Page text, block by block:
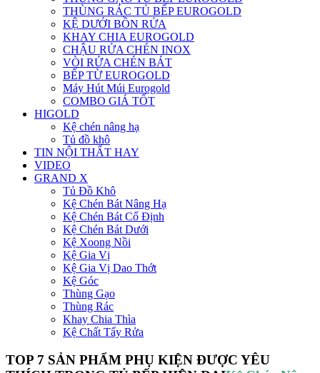
THÙNG RÁC TỦ BẾP EUROGOLD
KỆ DƯỚI BỒN RỬA
KHAY CHIA EUROGOLD
CHẬU RỬA CHÉN INOX
VÒI RỬA CHÉN BÁT
BẾP TỪ EUROGOLD
Máy Hút Múi Eurogold
COMBO GIÁ TỐT
HIGOLD
Kệ chén nâng hạ
Tủ đồ khô
TIN NỘI THẤT HAY
VIDEO
GRAND X
Tủ Đồ Khô
Kệ Chén Bát Nâng Hạ
Kệ Chén Bát Cố Định
Kệ Chén Bát Dưới
Kệ Xoong Nồi
Kệ Gia Vị
Kệ Gia Vị Dao Thớt
Kệ Góc
Thùng Gạo
Thùng Rác
Khay Chia Thìa
Kệ Chất Tẩy Rửa
TOP 7 SẢN PHẨM PHỤ KIỆN ĐƯỢC YÊU